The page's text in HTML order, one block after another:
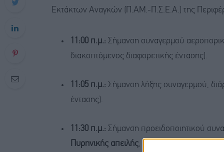
Εκτάκτων Αναγκών (Π.ΑΜ.-Π.Σ.Ε.Α.) της
11:00 π.μ.: Σήμανση συναγερμού
διακοπτόμενος διαφορετικής έντασης).
11:05 π.μ.: Σήμανση λήξης συναγερμού,
έντασης).
11:30 π.μ.: Σήμανση προειδοποιητικού
Πυρηνικής απειλής, διάρκεια